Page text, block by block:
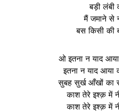
बड़ी लंबी
मैं जमाने से
बस किसी की
ओ इतना न याद
इतना न याद
सुबह सुर्ख आँखों का
काश तेरे इश्क़ में
काश तेरे इश्क़ में